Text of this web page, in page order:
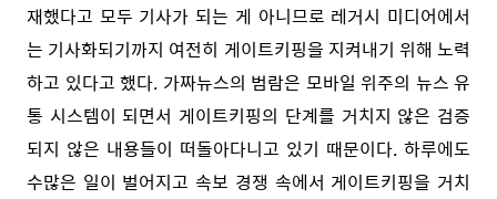
재했다고 모두 기사가 되는 게 아니므로 레거시 미디어에서
는 기사화되기까지 여전히 게이트키핑을 지켜내기 위해 노력
하고 있다고 했다. 가짜뉴스의 범람은 모바일 위주의 뉴스 유
통 시스템이 되면서 게이트키핑의 단계를 거치지 않은 검증
되지 않은 내용들이 떠돌아다니고 있기 때문이다. 하루에도
수많은 일이 벌어지고 속보 경쟁 속에서 게이트키핑을 거치